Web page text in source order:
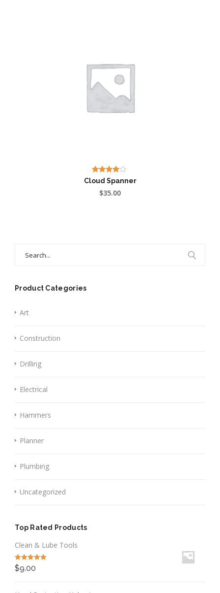
Valutato
3.75
su 5
Cloud Spanner
$35.00
Product Categories
Art
Construction
Drilling
Electrical
Hammers
Planner
Plumbing
Uncategorized
Top Rated Products
Clean & Lube Tools
Valutato
su 5
$9.00